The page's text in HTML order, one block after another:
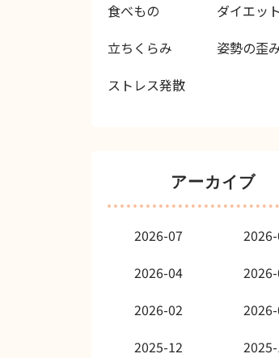
食べもの
ダイエット
立ちくらみ
姿勢の歪
ストレス発散
アーカイブ
2026-07
2026-04
2026-02
2025-12